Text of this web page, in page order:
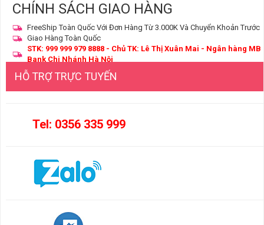
CHÍNH SÁCH GIAO HÀNG
FreeShip Toàn Quốc Với Đơn Hàng Từ 3.000K Và Chuyển Khoản Trước
Giao Hàng Toàn Quốc
STK: 999 999 979 8888 - Chủ TK: Lê Thị Xuân Mai - Ngân hàng MB
Bank Chi Nhánh Hà Nội
HỖ TRỢ TRỰC TUYẾN
Tel: 0356 335 999